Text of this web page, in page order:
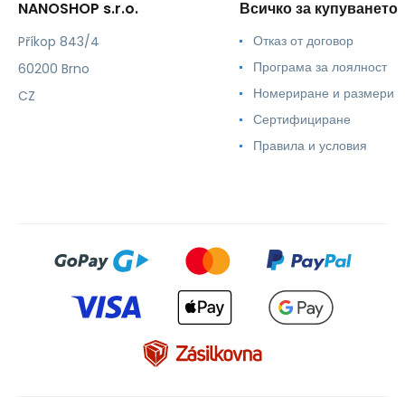
NANOSHOP s.r.o.
Příkop 843/4
60200 Brno
CZ
Всичко за купуването
Отказ от договор
Програма за лоялност
Номериране и размери
Сертифициране
Правила и условия